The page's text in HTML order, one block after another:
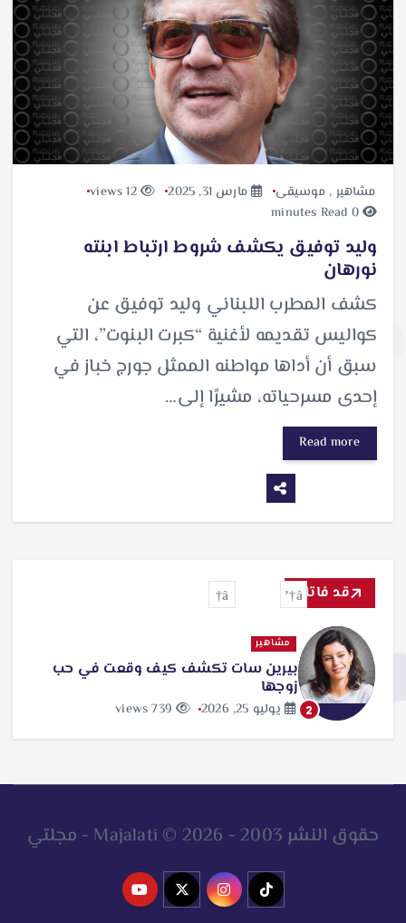
مشاهير ,موسيقى مارس 31, 2025
12 views
0 minutes Read
وليد توفيق يكشف شروط ارتباط ابنته
نورهان
كشف المطرب اللبناني وليد توفيق عن
كواليس تقديمه لأغنية “كبرت البنوت”، التي
سبق أن أداها مواطنه الممثل جورج خباز في
إحدى مسرحياته، مشيرًا إلى…
Read more
قد فاتك
2
مشاهير
بيرين سات تكشف كيف وقعت في حب
زوجها
يوليو 25, 2026 739 views
حقوق النشر 2003 - 2026 © Majalati - مجلتي